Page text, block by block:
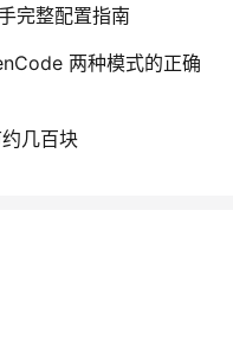
完整配置指南
两种模式的正确
几百块